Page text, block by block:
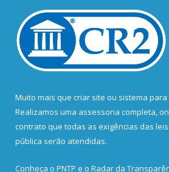
Muito mais que criar site ou sistema
Realizamos uma assessoria completa,
contrato que todas as exigências das
pública serão atendidas.
Conheça o PNTP e o Radar da